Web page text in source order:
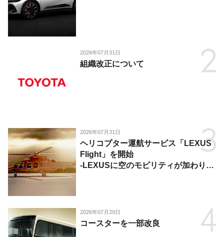
2026年07月31日
組織改正について
2026年07月31日
ヘリコプター運航サービス「LEXUS
Flight」を開始
-LEXUSに空のモビリティが加わり、
2026年07月29日
コースターを一部改良